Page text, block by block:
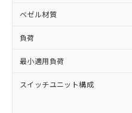
ベゼル材質
負荷
最小適用負荷
スイッチユニット構成